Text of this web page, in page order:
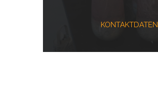
KONTAKTDATEN